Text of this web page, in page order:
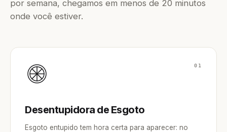
por semana, chegamos em menos de 20 minutos
onde você estiver.
01
Desentupidora de Esgoto
Esgoto entupido tem hora certa para aparecer: no